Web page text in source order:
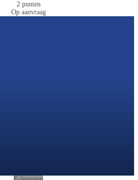
2 punten
Op aanvraag